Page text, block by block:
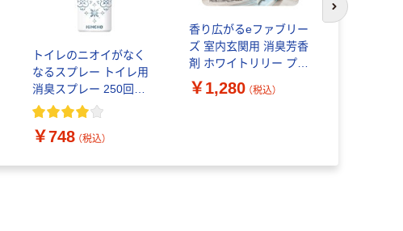
トイレのニオイがなく
なるスプレー トイレ用
消臭スプレー 250回分
無香性 52ml 1本 大日本
￥748 （税込）
香り広がるeファブリー
ズ 室内玄関用 消臭芳香
剤 ホワイトリリー プラ
グ本体＋付替1回分 1個
P＆G
￥1,280 （税込）
次のスライド